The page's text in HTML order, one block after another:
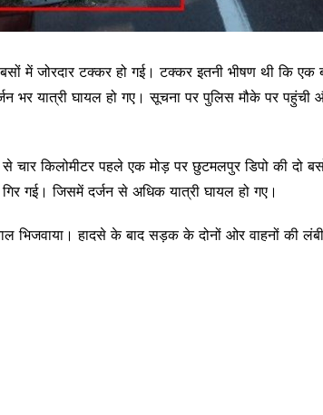
में जोरदार टक्कर हो गई। टक्कर इतनी भीषण थी कि एक
भर यात्री घायल हो गए। सूचना पर पुलिस मौके पर पहुंची
चार किलोमीटर पहले एक मोड़ पर छुटमलपुर डिपो की दो
गई। जिसमें दर्जन से अधिक यात्री घायल हो गए।
भिजवाया। हादसे के बाद सड़क के दोनों ओर वाहनों की